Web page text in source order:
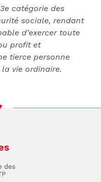
catégorie des
sociale, rendant
d’exercer toute
profit et
tierce personne
vie ordinaire.
des